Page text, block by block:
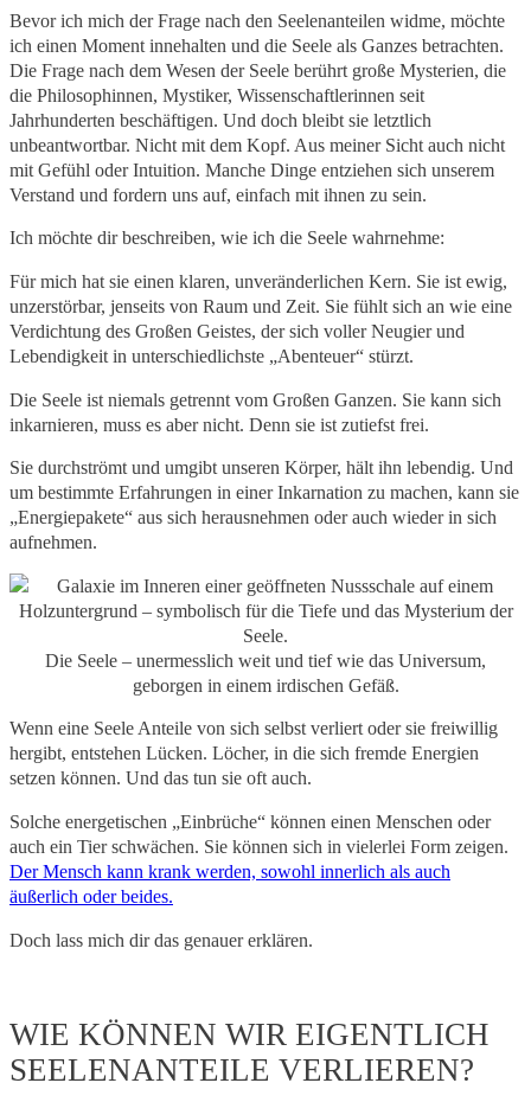
Bevor ich mich der Frage nach den Seelenanteilen widme, möchte
ich einen Moment innehalten und die Seele als Ganzes betrachten.
Die Frage nach dem Wesen der Seele berührt große Mysterien, die
die Philosophinnen, Mystiker, Wissenschaftlerinnen seit
Jahrhunderten beschäftigen. Und doch bleibt sie letztlich
unbeantwortbar. Nicht mit dem Kopf. Aus meiner Sicht auch nicht
mit Gefühl oder Intuition. Manche Dinge entziehen sich unserem
Verstand und fordern uns auf, einfach mit ihnen zu sein.
Ich möchte dir beschreiben, wie ich die Seele wahrnehme:
Für mich hat sie einen klaren, unveränderlichen Kern. Sie ist ewig,
unzerstörbar, jenseits von Raum und Zeit. Sie fühlt sich an wie eine
Verdichtung des Großen Geistes, der sich voller Neugier und
Lebendigkeit in unterschiedlichste „Abenteuer“ stürzt.
Die Seele ist niemals getrennt vom Großen Ganzen. Sie kann sich
inkarnieren, muss es aber nicht. Denn sie ist zutiefst frei.
Sie durchströmt und umgibt unseren Körper, hält ihn lebendig. Und
um bestimmte Erfahrungen in einer Inkarnation zu machen, kann sie
„Energiepakete“ aus sich herausnehmen oder auch wieder in sich
aufnehmen.
Die Seele – unermesslich weit und tief wie das Universum,
geborgen in einem irdischen Gefäß.
Wenn eine Seele Anteile von sich selbst verliert oder sie freiwillig
hergibt, entstehen Lücken. Löcher, in die sich fremde Energien
setzen können. Und das tun sie oft auch.
Solche energetischen „Einbrüche“ können einen Menschen oder
auch ein Tier schwächen. Sie können sich in vielerlei Form zeigen.
Der Mensch kann krank werden, sowohl innerlich als auch
äußerlich oder beides.
Doch lass mich dir das genauer erklären.
WIE KÖNNEN WIR EIGENTLICH
SEELENANTEILE VERLIEREN?